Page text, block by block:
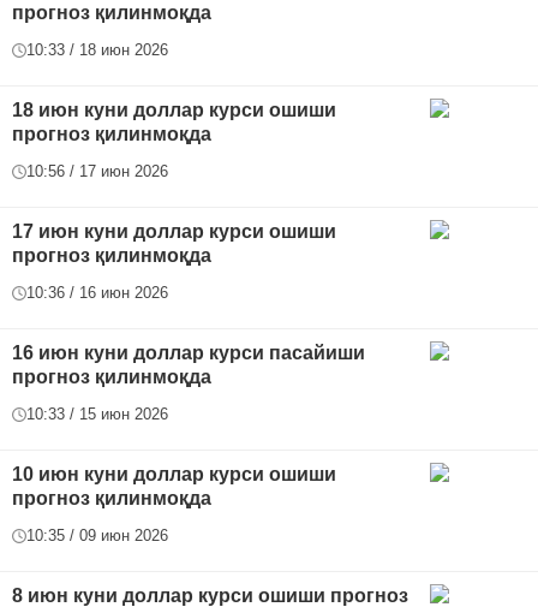
прогноз қилинмоқда
10:33 / 18 июн 2026
18 июн куни доллар курси ошиши
прогноз қилинмоқда
10:56 / 17 июн 2026
17 июн куни доллар курси ошиши
прогноз қилинмоқда
10:36 / 16 июн 2026
16 июн куни доллар курси пасайиши
прогноз қилинмоқда
10:33 / 15 июн 2026
10 июн куни доллар курси ошиши
прогноз қилинмоқда
10:35 / 09 июн 2026
8 июн куни доллар курси ошиши прогноз